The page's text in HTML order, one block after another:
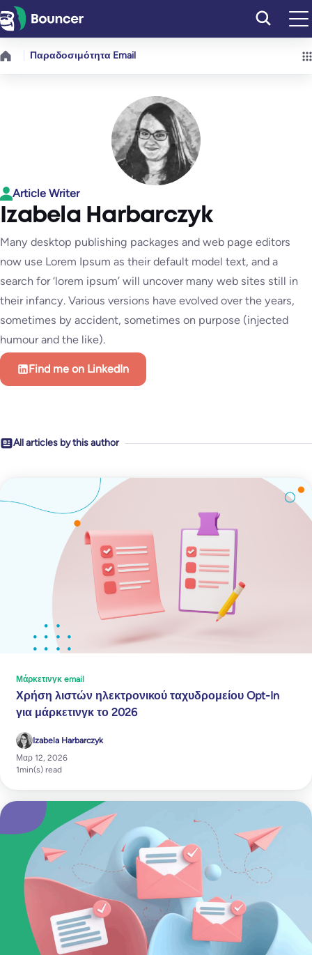
Μετάβαση
στο
περιεχόμενο
Παραδοσιμότητα Email
Article Writer
Izabela Harbarczyk
Many desktop publishing packages and web page editors
now use Lorem Ipsum as their default model text, and a
search for ‘lorem ipsum’ will uncover many web sites still in
their infancy. Various versions have evolved over the years,
sometimes by accident, sometimes on purpose (injected
humour and the like).
Find me on LinkedIn
All articles by this author
Μάρκετινγκ email
Χρήση λιστών ηλεκτρονικού ταχυδρομείου Opt-In
για μάρκετινγκ το 2026
Izabela Harbarczyk
Μαρ 12, 2026
1min(s) read